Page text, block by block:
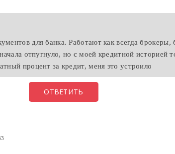
для банка. Работают как всегда брокеры,
отпугнуло, но с моей кредитной историей
процент за кредит, меня это устроило
ОТВЕТИТЬ